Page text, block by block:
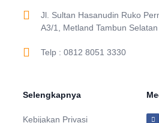
Jl. Sultan Hasanudin Ruko
A3/1, Metland Tambun Selatan
Telp : 0812 8051 3330
Selengkapnya
Kebijakan Privasi